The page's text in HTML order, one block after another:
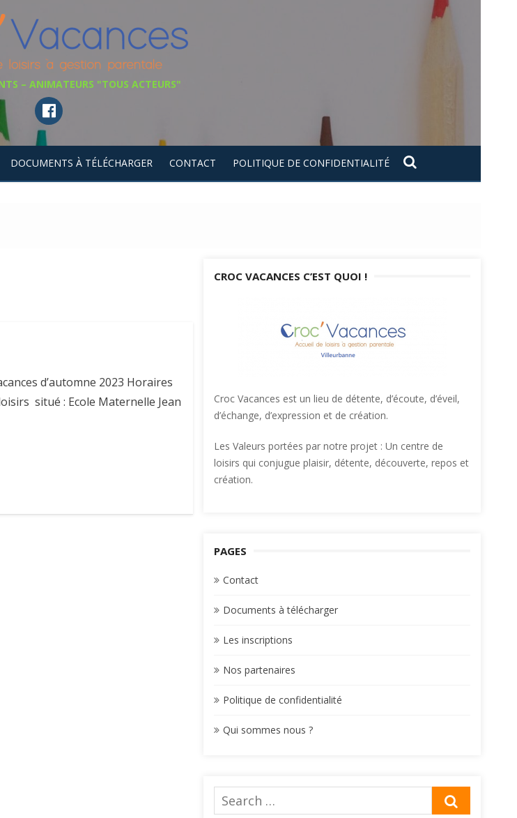
– ANIMATEURS "TOUS ACTEURS"
DOCUMENTS À TÉLÉCHARGER CONTACT POLITIQUE DE CONFIDENTIALITÉ
d’automne 2023 Horaires
situé : Ecole Maternelle Jean
CROC VACANCES C’EST QUOI !
Croc Vacances est un lieu de détente, d’écoute, d’éveil,
d’échange, d’expression et de création.
Les Valeurs portées par notre projet : Un centre de
loisirs qui conjugue plaisir, détente, découverte, repos et
création.
PAGES
Contact
Documents à télécharger
Les inscriptions
Nos partenaires
Politique de confidentialité
Qui sommes nous ?
Search
for: